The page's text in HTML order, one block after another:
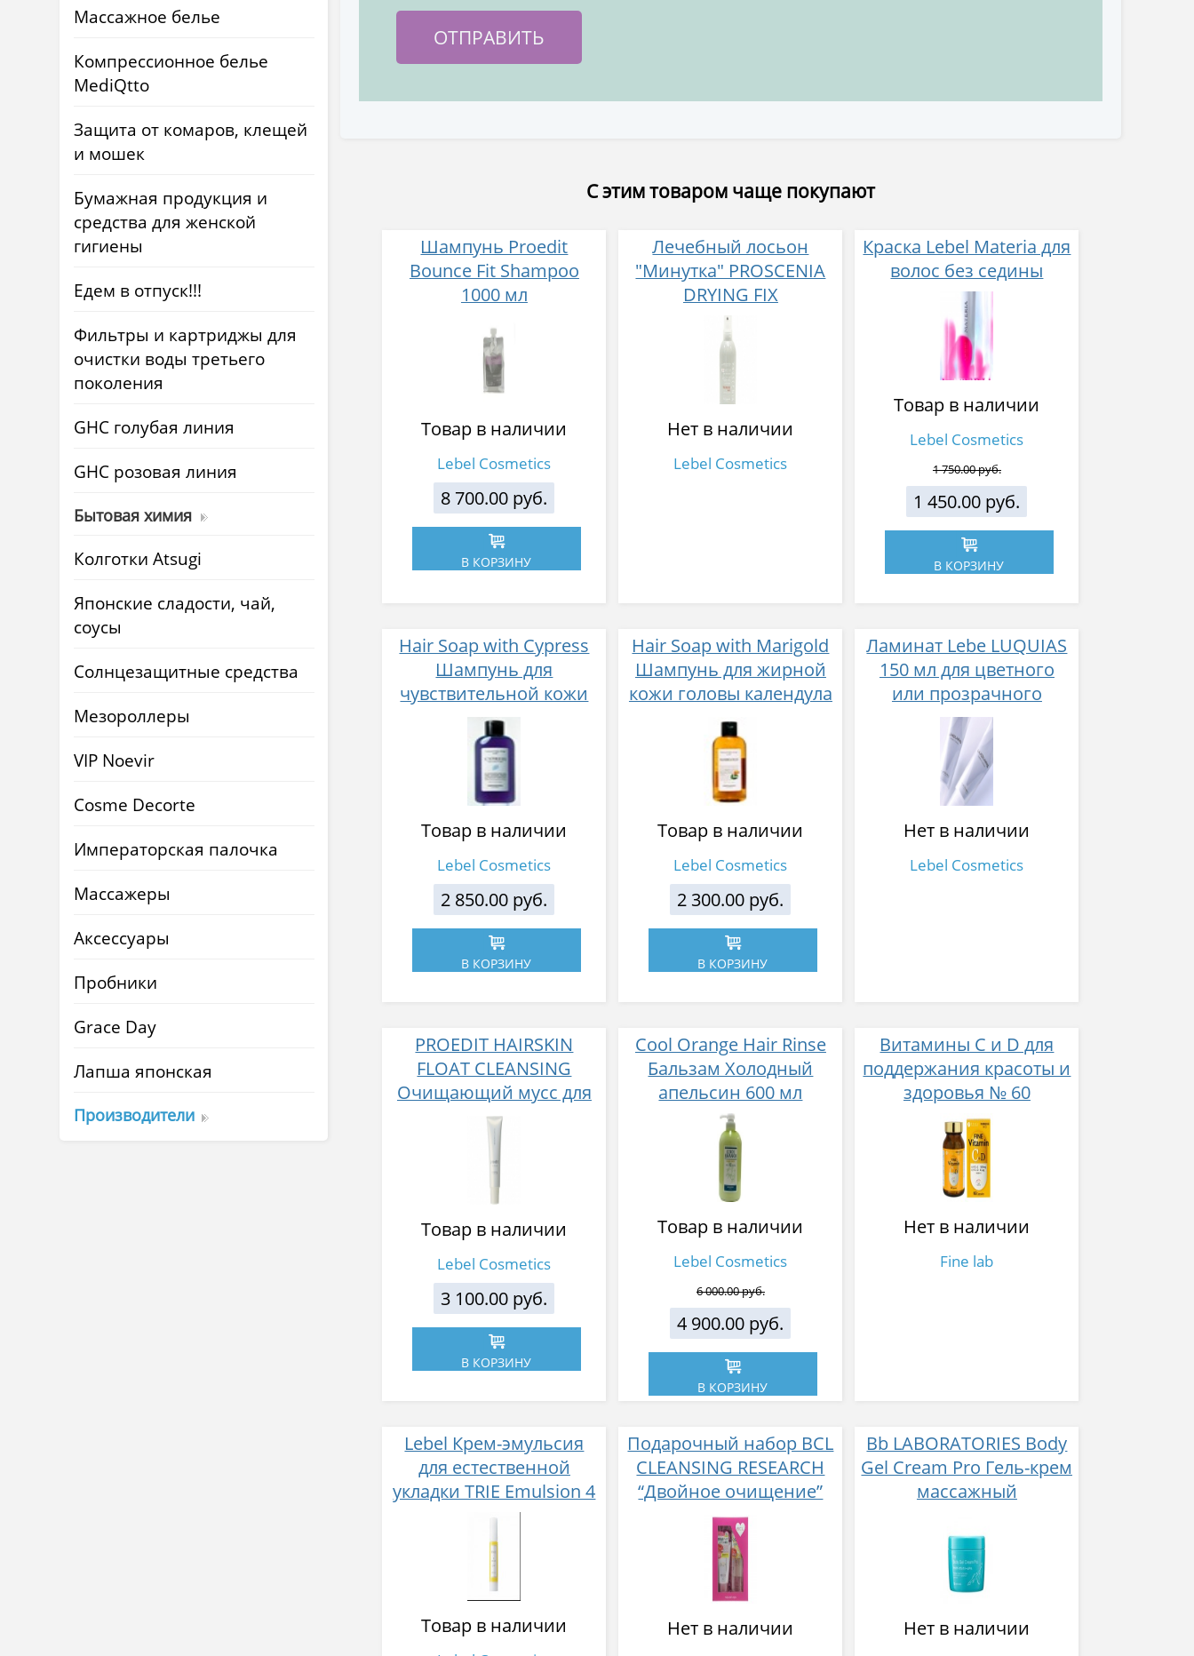
Массажное белье
Компрессионное белье
MediQtto
Защита от комаров, клещей
и мошек
Бумажная продукция и
средства для женской
гигиены
Едем в отпуск!!!
Фильтры и картриджы для
очистки воды третьего
поколения
GHC голубая линия
GHC розовая линия
Бытовая химия
Колготки Atsugi
Японские сладости, чай,
соусы
Солнцезащитные средства
Мезороллеры
VIP Noevir
Cosme Decorte
Императорская палочка
Массажеры
Аксессуары
Пробники
Grace Day
Лапша японская
Производители
С этим товаром чаще покупают
Шампунь Proedit
Bounce Fit Shampoo
1000 мл
Товар в наличии
Lebel Cosmetics
8 700.00 руб.
В КОРЗИНУ
Лечебный лосьон
"Минутка" PROSCENIA
DRYING FIX
Нет в наличии
Lebel Cosmetics
Краска Lebel Materia для
волос без седины
Товар в наличии
Lebel Cosmetics
1 750.00 руб.
1 450.00 руб.
В КОРЗИНУ
Hair Soap with Cypress
Шампунь для
чувствительной кожи
головы кипарис 240 мл
Товар в наличии
Lebel Cosmetics
2 850.00 руб.
В КОРЗИНУ
Hair Soap with Marigold
Шампунь для жирной
кожи головы календула
240 мл
Товар в наличии
Lebel Cosmetics
2 300.00 руб.
В КОРЗИНУ
Ламинат Lebe LUQUIAS
150 мл для цветного
или прозрачного
ламинирования
Нет в наличии
Lebel Cosmetics
PROEDIT HAIRSKIN
FLOAT CLEANSING
Очищающий мусс для
волос и кожи головы
Товар в наличии
Lebel Cosmetics
3 100.00 руб.
В КОРЗИНУ
Cool Orange Hair Rinse
Бальзам Холодный
апельсин 600 мл
Товар в наличии
Lebel Cosmetics
6 000.00 руб.
4 900.00 руб.
В КОРЗИНУ
Витамины C и D для
поддержания красоты и
здоровья № 60
Нет в наличии
Fine lab
Lebel Крем-эмульсия
для естественной
укладки TRIE Emulsion 4
Товар в наличии
Подарочный набор BCL
CLEANSING RESEARCH
“Двойное очищение”
Очищающее и
увлажняющее масло
для снятия макияжа,
145 мл + пена-скраб для
Нет в наличии
Bb LABORATORIES Body
Gel Cream Pro Гель-крем
массажный
гиалуроновый для тела
270 гр
Нет в наличии